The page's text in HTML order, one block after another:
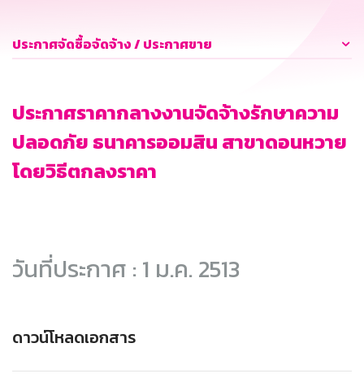
ประกาศจัดซื้อจัดจ้าง / ประกาศขาย
ประกาศราคากลางงานจัดจ้างรักษาความ
ปลอดภัย ธนาคารออมสิน สาขาดอนหวาย
โดยวิธีตกลงราคา
วันที่ประกาศ : 1 ม.ค. 2513
ดาวน์โหลดเอกสาร